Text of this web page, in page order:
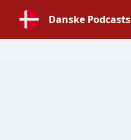
Danske Podcasts